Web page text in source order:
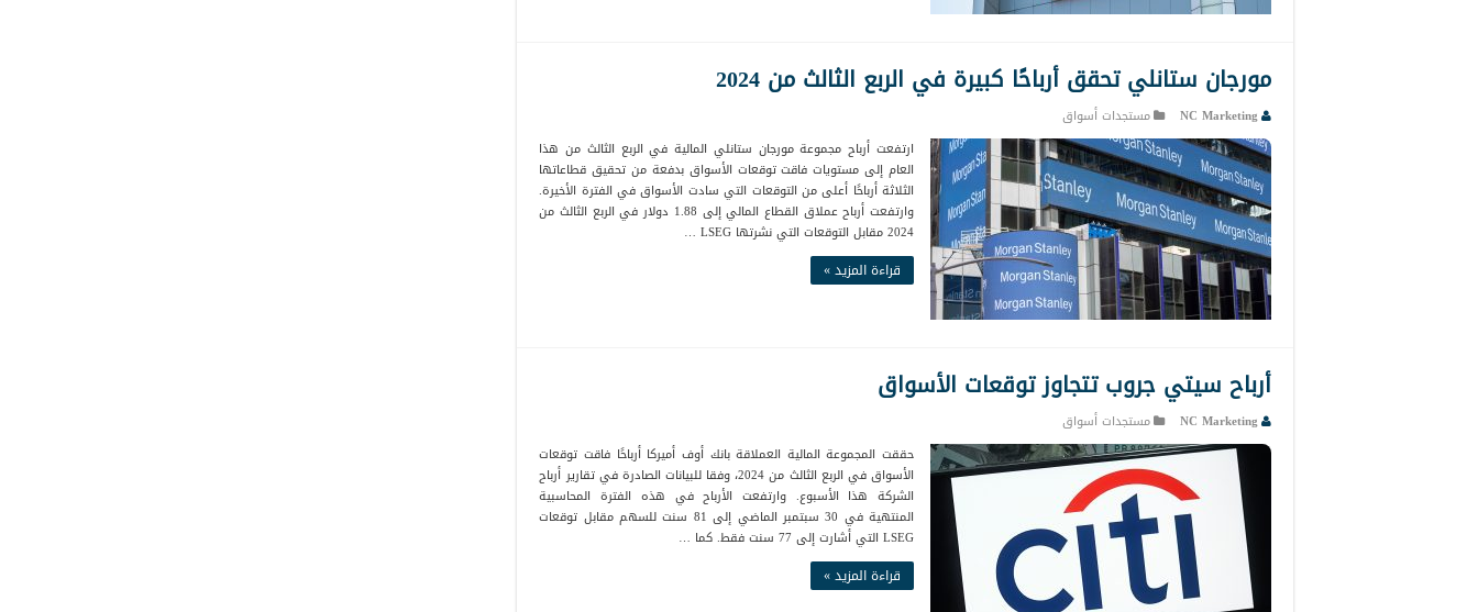
مورجان ستانلي تحقق أرباحًا كبيرة في الربع الثالث من 2024
NC Marketing
مستجدات أسواق
ارتفعت أرباح مجموعة مورجان ستانلي المالية في الربع الثالث من هذا
العام إلى مستويات فاقت توقعات الأسواق بدفعة من تحقيق قطاعاتها
الثلاثة أرباحًا أعلى من التوقعات التي سادت الأسواق في الفترة الأخيرة.
وارتفعت أرباح عملاق القطاع المالي إلى 1.88 دولار في الربع الثالث من
2024 مقابل التوقعات التي نشرتها LSEG …
قراءة المزيد »
أرباح سيتي جروب تتجاوز توقعات الأسواق
NC Marketing
مستجدات أسواق
حققت المجموعة المالية العملاقة بانك أوف أميركا أرباحًا فاقت توقعات
الأسواق في الربع الثالث من 2024، وفقا للبيانات الصادرة في تقارير أرباح
الشركة هذا الأسبوع. وارتفعت الأرباح في هذه الفترة المحاسبية
المنتهية في 30 سبتمبر الماضي إلى 81 سنت للسهم مقابل توقعات
LSEG التي أشارت إلى 77 سنت فقط. كما …
قراءة المزيد »